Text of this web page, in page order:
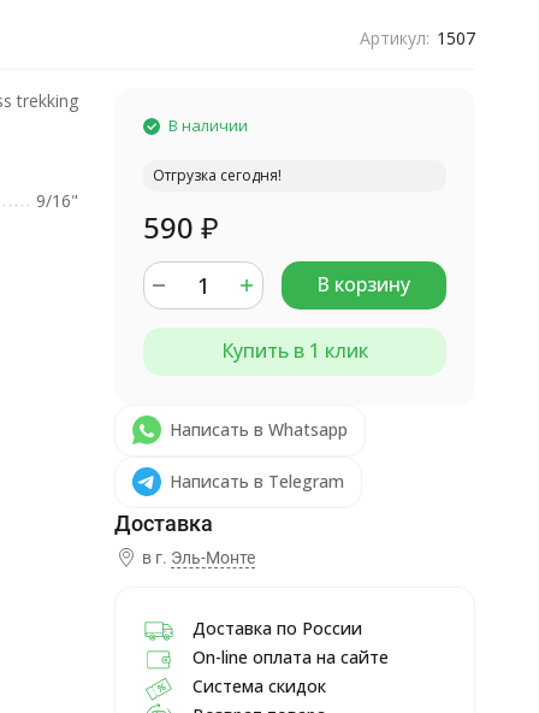
Артикул: 1507
trekking
9/16"
В наличии
Отгрузка сегодня!
590 ₽
В корзину
Купить в 1 клик
Написать в Whatsapp
Написать в Telegram
в г. Эль-Монте
Доставка по России
On-line оплата на сайте
Система скидок